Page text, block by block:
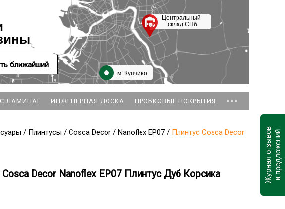
м. Купчино
Центральный
склад СПб
ближайший
ЛАМИНАТ ИНЖЕНЕРНАЯ ДОСКА ПРОБКОВЫЕ ПОКРЫТИЯ ...
/ Плинтусы / Cosca Decor / Nanoflex EP07 / Плинтус Cosca Decor
Decor Nanoflex EP07 Плинтус Дуб Корсика Журнал отзывови предложений